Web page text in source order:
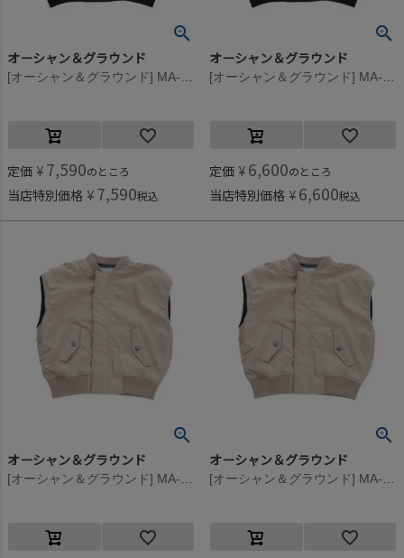
オーシャン＆グラウンド
[オーシャン＆グラウンド] MA-1BIGシルエットベスト ブラック(BK)
定価 ¥ 7,590のところ
当店特別価格 ¥ 7,590税込
オーシャン＆グラウンド
[オーシャン＆グラウンド] MA-1BIGシルエットベスト ブラック(BK)
定価 ¥ 6,600のところ
当店特別価格 ¥ 6,600税込
オーシャン＆グラウンド
[オーシャン＆グラウンド] MA-1BIGシルエットベスト ベージュ(BE)
オーシャン＆グラウンド
[オーシャン＆グラウンド] MA-1BIGシルエットベスト ベージュ(BE)